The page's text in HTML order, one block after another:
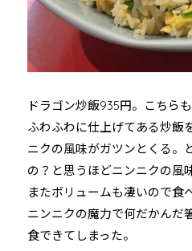
ドラゴン炒飯935円。こちらも
ふわふわに仕上げてある炒飯
ニクの風味がガツンとくる。
の？と思うほどニンニクの風
またボリュームも凄いので食
ニンニクの魔力で何だかんだ
食できてしまった。